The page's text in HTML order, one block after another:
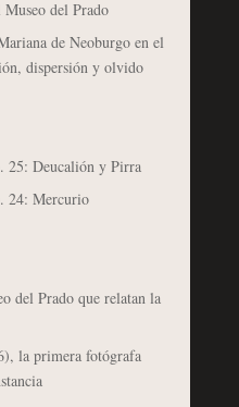
del Prado
de Neoburgo en el
dispersión y olvido
25: Deucalión y Pirra
24: Mercurio
del Prado que relatan la
la primera fotógrafa